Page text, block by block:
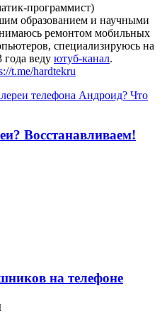
программист)
образованием и научными
ремонтом мобильных
специализируюсь на
веду ютуб-канал.
t.me/hardtekru
Восстанавливаем!
на телефоне